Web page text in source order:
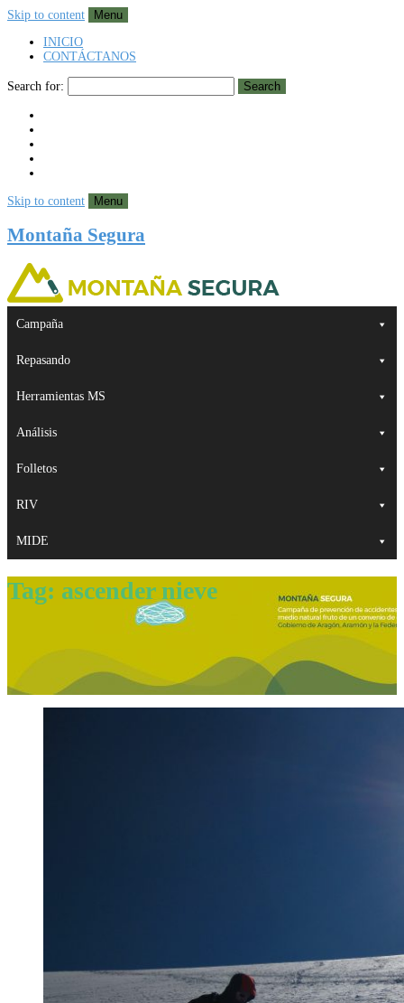
Skip to content
Menu
INICIO
CONTÁCTANOS
Search for: Search
Skip to content Menu
Montaña Segura
Campaña
Repasando
Herramientas MS
Análisis
Folletos
RIV
MIDE
Tag: ascender nieve